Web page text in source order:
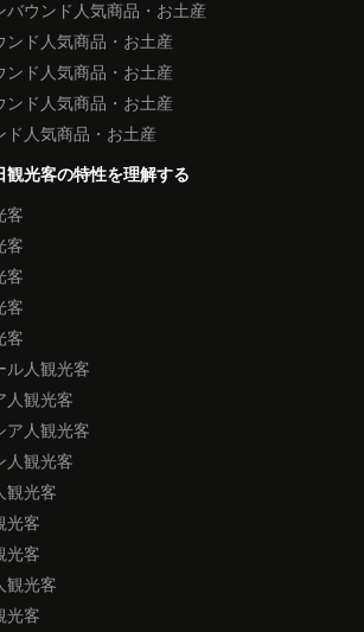
バウンド人気商品・お土産
ンド人気商品・お土産
ンド人気商品・お土産
ンド人気商品・お土産
ド人気商品・お土産
観光客の特性を理解する
客
客
客
客
客
ル人観光客
人観光客
ア人観光客
人観光客
観光客
光客
光客
観光客
光客